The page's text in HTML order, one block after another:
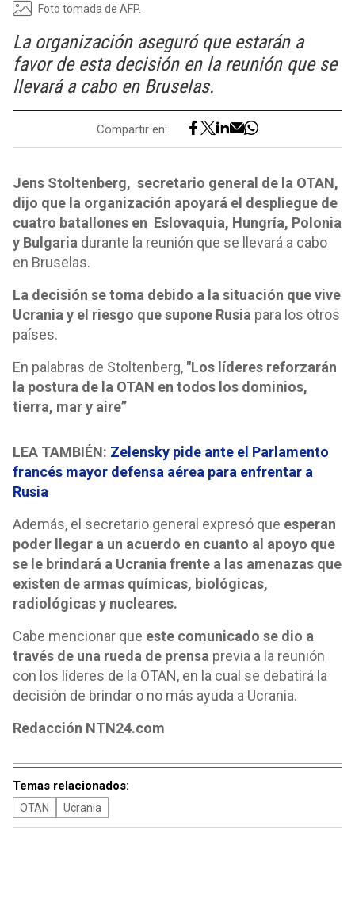
Foto tomada de AFP.
La organización aseguró que estarán a
favor de esta decisión en la reunión que se
llevará a cabo en Bruselas.
Compartir en:
Jens Stoltenberg, secretario general de la OTAN,
dijo que la organización apoyará el despliegue de
cuatro batallones en Eslovaquia, Hungría, Polonia
y Bulgaria durante la reunión que se llevará a cabo
en Bruselas.
La decisión se toma debido a la situación que vive
Ucrania y el riesgo que supone Rusia para los otros
países.
En palabras de Stoltenberg, "Los líderes reforzarán
la postura de la OTAN en todos los dominios,
tierra, mar y aire”
LEA TAMBIÉN: Zelensky pide ante el Parlamento
francés mayor defensa aérea para enfrentar a
Rusia
Además, el secretario general expresó que esperan
poder llegar a un acuerdo en cuanto al apoyo que
se le brindará a Ucrania frente a las amenazas que
existen de armas químicas, biológicas,
radiológicas y nucleares.
Cabe mencionar que este comunicado se dio a
través de una rueda de prensa previa a la reunión
con los líderes de la OTAN, en la cual se debatirá la
decisión de brindar o no más ayuda a Ucrania.
Redacción NTN24.com
Temas relacionados:
OTAN Ucrania